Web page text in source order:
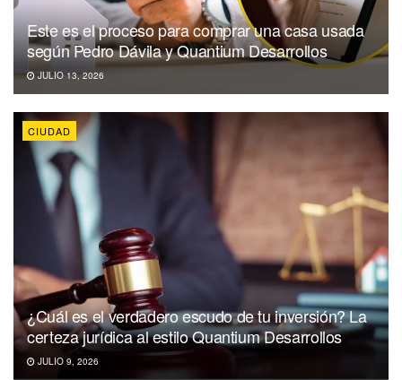
Este es el proceso para comprar una casa usada
según Pedro Dávila y Quantium Desarrollos
JULIO 13, 2026
CIUDAD
¿Cuál es el verdadero escudo de tu inversión? La
certeza jurídica al estilo Quantium Desarrollos
JULIO 9, 2026